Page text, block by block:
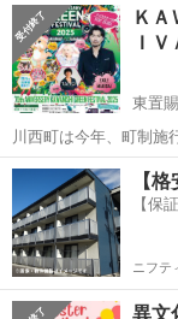
山形 山形市
Ｋ
ＩＶ
東置
川西町は今年、町制施
念すべき年に開催され
楽・食・ 花火を軸と
しめる体験型フ...
山形 東置賜郡
【
【保
ニフテ
異